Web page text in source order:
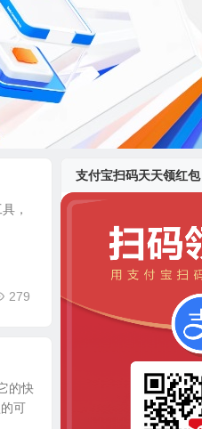
，
279
的快
可
支付宝扫码天天领红包